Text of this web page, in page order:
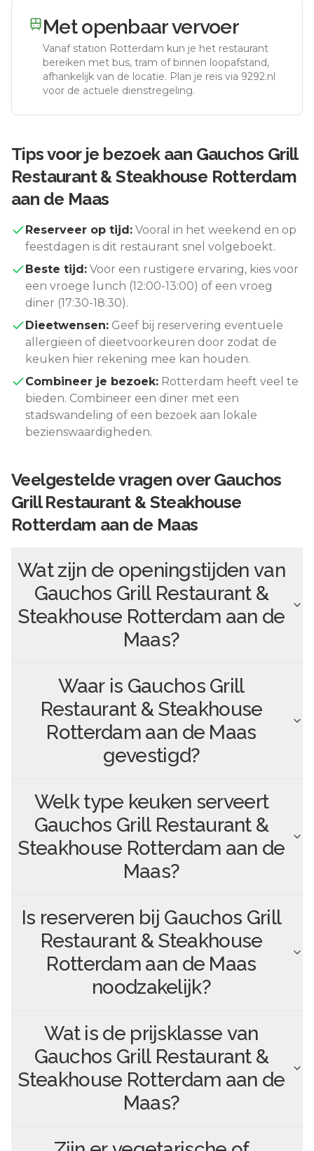
Met openbaar vervoer
Vanaf station Rotterdam kun je het restaurant
bereiken met bus, tram of binnen loopafstand,
afhankelijk van de locatie. Plan je reis via 9292.nl
voor de actuele dienstregeling.
Tips voor je bezoek aan Gauchos Grill
Restaurant & Steakhouse Rotterdam
aan de Maas
Reserveer op tijd: Vooral in het weekend en op
feestdagen is dit restaurant snel volgeboekt.
Beste tijd: Voor een rustigere ervaring, kies voor
een vroege lunch (12:00-13:00) of een vroeg
diner (17:30-18:30).
Dieetwensen: Geef bij reservering eventuele
allergieën of dieetvoorkeuren door zodat de
keuken hier rekening mee kan houden.
Combineer je bezoek: Rotterdam heeft veel te
bieden. Combineer een diner met een
stadswandeling of een bezoek aan lokale
bezienswaardigheden.
Veelgestelde vragen overGauchos
Grill Restaurant & Steakhouse
Rotterdam aan de Maas
Wat zijn de openingstijden van
Gauchos Grill Restaurant &
Steakhouse Rotterdam aan de
Maas?
Waar is Gauchos Grill
Restaurant & Steakhouse
Rotterdam aan de Maas
gevestigd?
Welk type keuken serveert
Gauchos Grill Restaurant &
Steakhouse Rotterdam aan de
Maas?
Is reserveren bij Gauchos Grill
Restaurant & Steakhouse
Rotterdam aan de Maas
noodzakelijk?
Wat is de prijsklasse van
Gauchos Grill Restaurant &
Steakhouse Rotterdam aan de
Maas?